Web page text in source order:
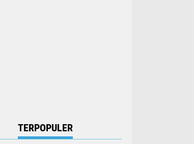
TERPOPULER